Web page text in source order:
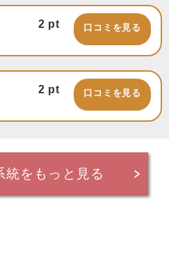
2 pt 口コミを見る
2 pt 口コミを見る
統をもっと見る